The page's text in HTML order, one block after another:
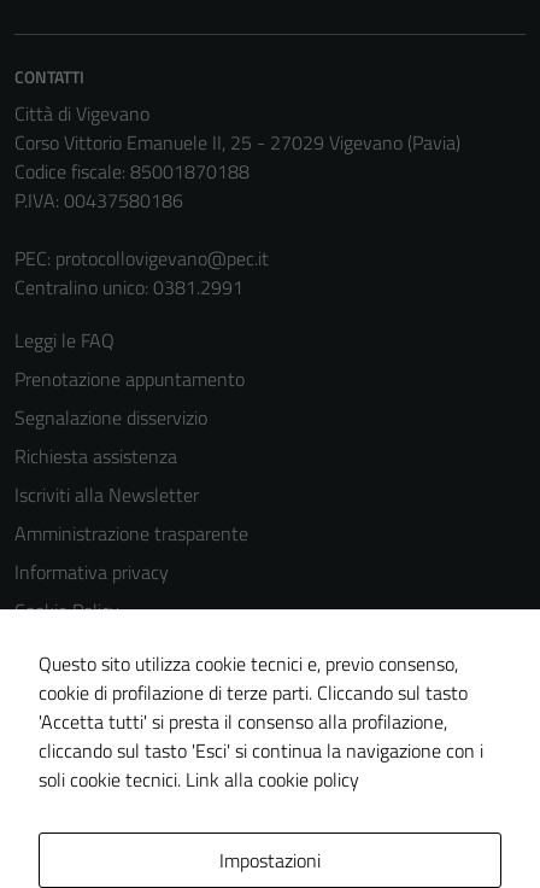
CONTATTI
Città di Vigevano
Corso Vittorio Emanuele II, 25 - 27029 Vigevano (Pavia)
Codice fiscale: 85001870188
P.IVA: 00437580186
PEC: protocollovigevano@pec.it
Centralino unico: 0381.2991
Leggi le FAQ
Prenotazione appuntamento
Segnalazione disservizio
Richiesta assistenza
Iscriviti alla Newsletter
Amministrazione trasparente
Informativa privacy
Cookie Policy
Media policy
Note legali
Dichiarazione di accessibilità
Piano di miglioramento del sito
Questo sito utilizza cookie tecnici e, previo consenso,
cookie di profilazione di terze parti. Cliccando sul tasto
'Accetta tutti' si presta il consenso alla profilazione,
cliccando sul tasto 'Esci' si continua la navigazione con i
soli cookie tecnici. Link alla cookie policy
Impostazioni